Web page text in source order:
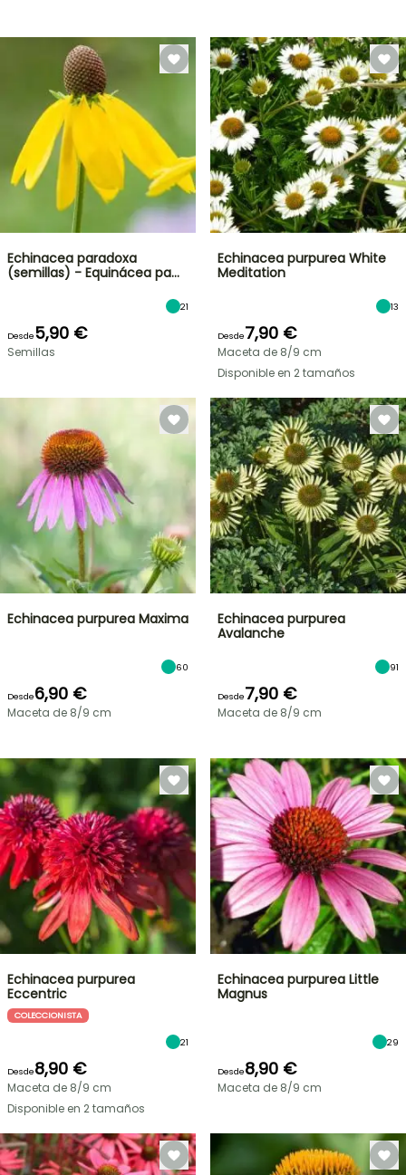
Echinacea paradoxa
(semillas) - Equinácea pa…
21
Desde5,90 €
Semillas
Echinacea purpurea White
Meditation
13
Desde7,90 €
Maceta de 8/9 cm
Disponible en 2 tamaños
Echinacea purpurea Maxima
60
Desde6,90 €
Maceta de 8/9 cm
Echinacea purpurea
Avalanche
91
Desde7,90 €
Maceta de 8/9 cm
Echinacea purpurea
Eccentric
COLECCIONISTA
21
Desde8,90 €
Maceta de 8/9 cm
Disponible en 2 tamaños
Echinacea purpurea Little
Magnus
29
Desde8,90 €
Maceta de 8/9 cm